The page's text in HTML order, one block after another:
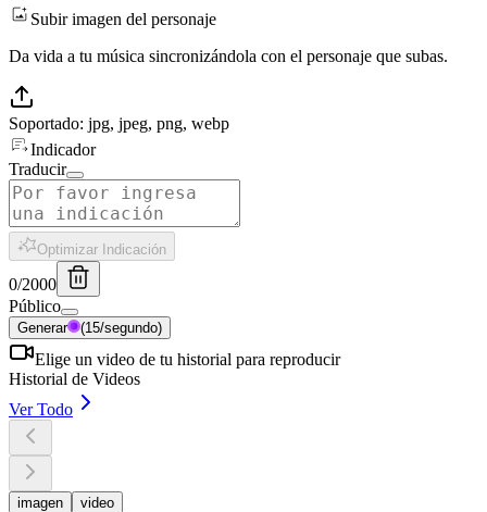
Subir imagen del personaje
Da vida a tu música sincronizándola con el personaje que subas.
Soportado: jpg, jpeg, png, webp
Indicador
Traducir
Optimizar Indicación
0/2000
Público
Generar (15/segundo)
Elige un video de tu historial para reproducir
Historial de Videos
Ver Todo
imagen video